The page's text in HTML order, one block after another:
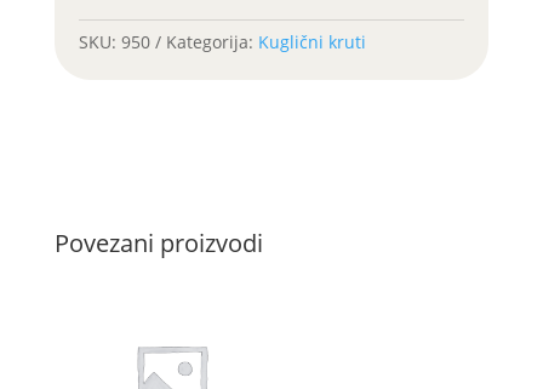
SKU: 950 Kategorija: Kuglični kruti
Povezani proizvodi